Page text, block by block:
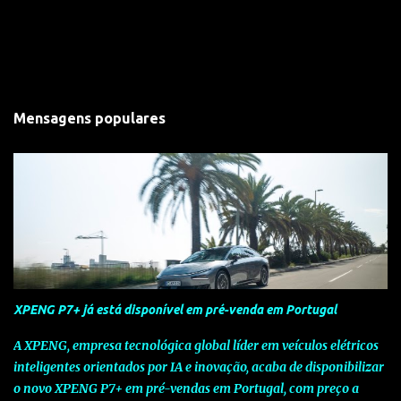
Mensagens populares
XPENG P7+ já está disponível em pré-venda em Portugal
A XPENG, empresa tecnológica global líder em veículos elétricos
inteligentes orientados por IA e inovação, acaba de disponibilizar
o novo XPENG P7+ em pré-vendas em Portugal, com preço a